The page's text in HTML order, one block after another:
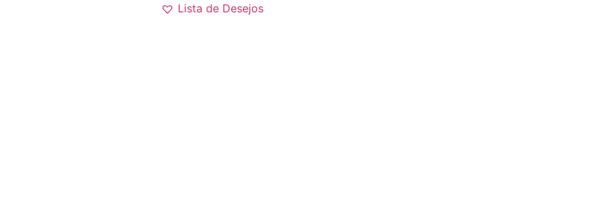
Lista de Desejos